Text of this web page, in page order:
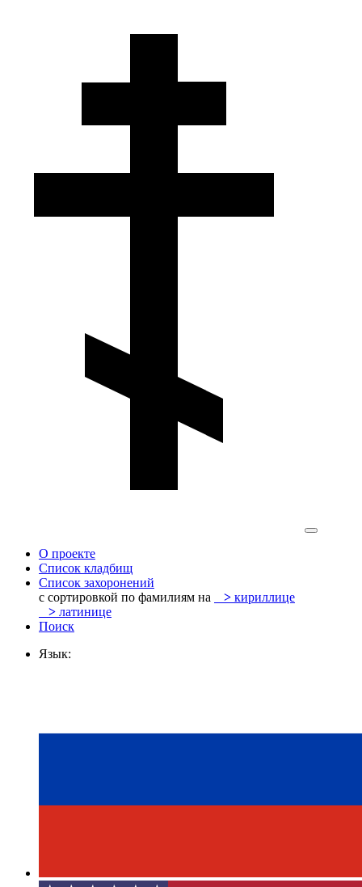
О проекте
Список кладбищ
Список захоронений
с сортировкой по фамилиям на
> кириллице
> латинице
Поиск
Язык: